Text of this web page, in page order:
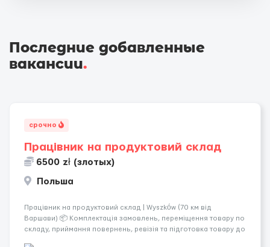
Последние добавленные
вакансии.
срочно
Працівник на продуктовий склад
6500 zł (злотых)
Польша
Працівник на продуктовий склад | Wyszków (70 км від
Варшави) 📦 Комплектація замовлень, переміщення товару по
складу, приймання повернень, ревізія та підготовка товару до